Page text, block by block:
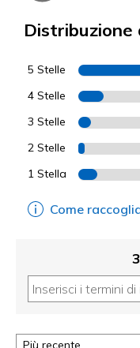
Distribuzione
5 Stelle
4 Stelle
3 Stelle
2 Stelle
1 Stella
Come